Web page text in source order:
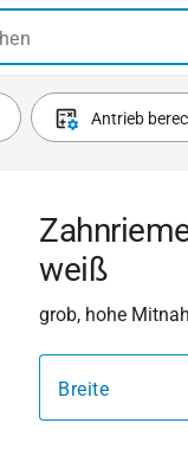
Antrieb
weiß
grob, hohe
Breite